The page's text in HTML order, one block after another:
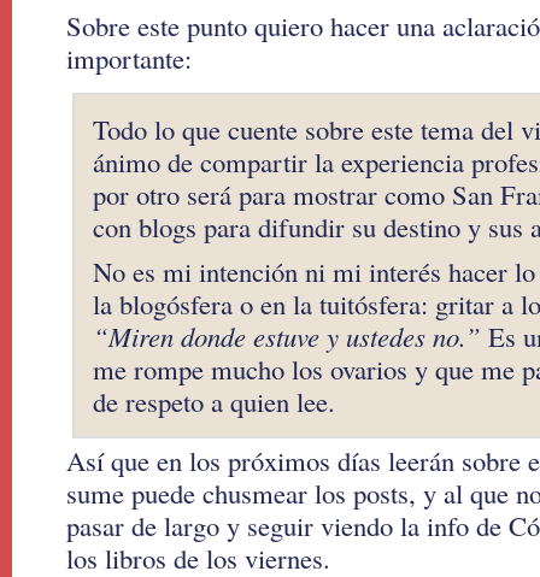
Sobre este punto quiero hacer una
importante:
Todo lo que cuente sobre este tema del
ánimo de compartir la experiencia
por otro será para mostrar como San
con blogs para difundir su destino y sus
No es mi intención ni mi interés hacer lo
la blogósfera o en la tuitósfera: gritar a
“Miren donde estuve y ustedes no.” Es
me rompe mucho los ovarios y que me
de respeto a quien lee.
Así que en los próximos días leerán sobre
sume puede chusmear los posts, y al que
pasar de largo y seguir viendo la info de
los libros de los viernes.